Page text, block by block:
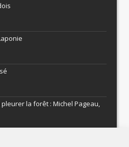
pleurer la forêt : Michel Pageau,